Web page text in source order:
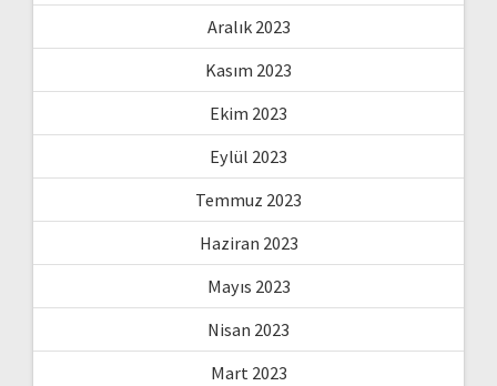
Aralık 2023
Kasım 2023
Ekim 2023
Eylül 2023
Temmuz 2023
Haziran 2023
Mayıs 2023
Nisan 2023
Mart 2023